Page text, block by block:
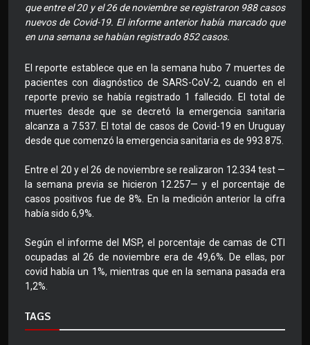
que entre el 20 y el 26 de noviembre se registraron 988 casos
nuevos de Covid-19. El informe anterior había marcado que
en una semana se habían registrado 852 casos.
El reporte establece que en la semana hubo 7 muertes de
pacientes con diagnóstico de SARS-CoV-2, cuando en el
reporte previo se había registrado 1 fallecido. El total de
muertes desde que se decretó la emergencia sanitaria
alcanza a 7.537. El total de casos de Covid-19 en Uruguay
desde que comenzó la emergencia sanitaria es de 993.875.
Entre el 20 y el 26 de noviembre se realizaron 12.334 test —
la semana previa se hicieron 12.257— y el porcentaje de
casos positivos fue de 8%. En la medición anterior la cifra
había sido 6,9%.
Según el informe del MSP, el porcentaje de camas de CTI
ocupadas al 26 de noviembre era de 49,6%. De ellas, por
covid había un 1%, mientras que en la semana pasada era
1,2%.
TAGS